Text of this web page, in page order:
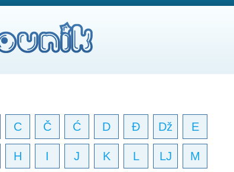
C Č Ć D Đ Dž E
H I J K L LJ M